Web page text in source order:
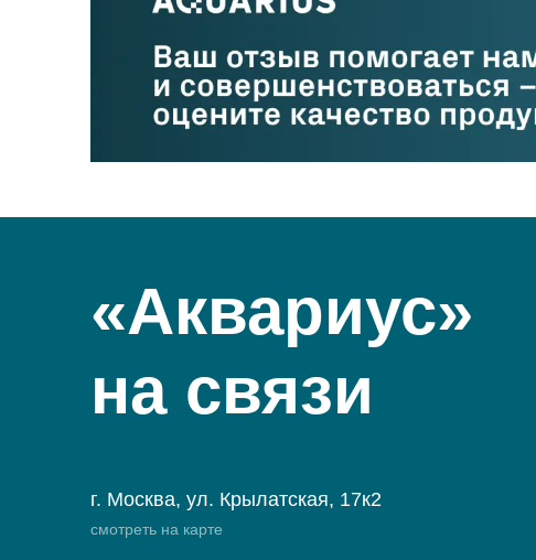
«Аквариус»
на связи
г. Москва, ул. Крылатская, 17к2
смотреть на карте